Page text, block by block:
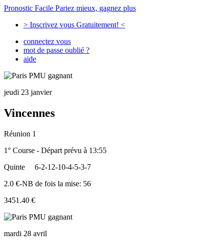
Pronostic Facile Pariez mieux, gagnez plus
> Inscrivez vous Gratuitement! <
connectez vous
mot de passe oublié ?
aide
jeudi 23 janvier
Vincennes
Réunion 1
1° Course - Départ prévu à 13:55
Quinte
6-2-12-10-4-5-3-7
2.0 €-NB de fois la mise: 56
3451.40 €
mardi 28 avril